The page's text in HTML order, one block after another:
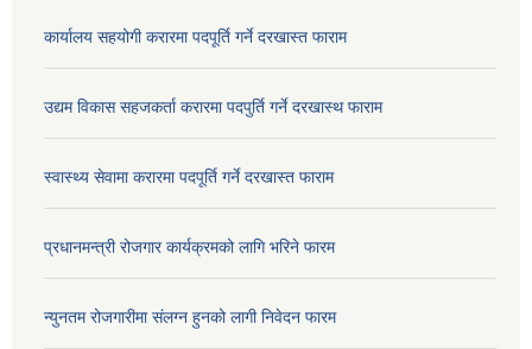
कार्यालय सहयोगी करारमा पदपूर्ति गर्ने दरखास्त फाराम
उद्यम विकास सहजकर्ता करारमा पदपुर्ति गर्ने दरखास्थ फाराम
स्वास्थ्य सेवामा करारमा पदपूर्ति गर्ने दरखास्त फाराम
प्रधानमन्त्री रोजगार कार्यक्रमको लागि भरिने फारम
न्युनतम रोजगारीमा संलग्न हुनको लागी निवेदन फारम